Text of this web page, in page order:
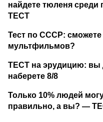
найдете тюленя среди
ТЕСТ
Тест по СССР:
мультфильмов?
ТЕСТ на эрудицию: вы
наберете 8/8
Только 10% людей
правильно, а вы? —